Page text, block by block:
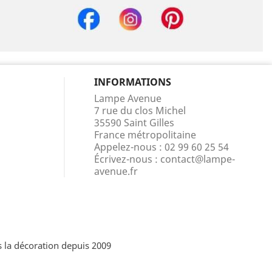
INFORMATIONS
Lampe Avenue
7 rue du clos Michel
35590 Saint Gilles
France métropolitaine
Appelez-nous : 02 99 60 25 54
Écrivez-nous : contact@lampe-
avenue.fr
décoration depuis 2009